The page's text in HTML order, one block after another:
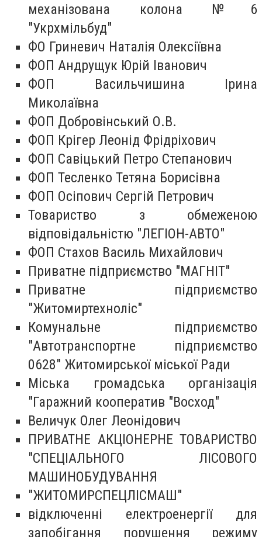
механізована колона №6
"Укрхмільбуд"
ФО Гриневич Наталія Олексіївна
ФОП Андрущук Юрій Іванович
ФОП Васильчишина Ірина
Миколаївна
ФОП Добровінський О.В.
ФОП Крігер Леонід Фрідріхович
ФОП Савіцький Петро Степанович
ФОП Тесленко Тетяна Борисівна
ФОП Осіпович Сергій Петрович
Товариство з обмеженою
відповідальністю "ЛЕГІОН-АВТО"
ФОП Стахов Василь Михайлович
Приватне підприємство "МАГНІТ"
Приватне підприємство
"Житомиртехноліс"
Комунальне підприємство
"Автотранспортне підприємство
0628" Житомирської міської Ради
Міська громадська організація
"Гаражний кооператив "Восход"
Величук Олег Леонідович
ПРИВАТНЕ АКЦІОНЕРНЕ ТОВАРИСТВО
"СПЕЦІАЛЬНОГО ЛІСОВОГО
МАШИНОБУДУВАННЯ
"ЖИТОМИРСПЕЦЛІСМАШ"
відключенні електроенергії для
запобігання порушення режиму